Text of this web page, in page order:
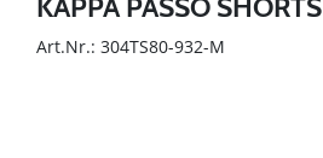
KAPPA PASSO SHORTS
Art.Nr.: 304TS80-932-M